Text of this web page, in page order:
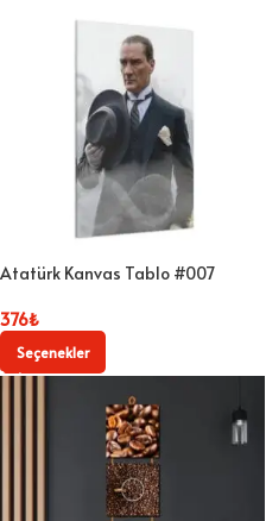
Atatürk Kanvas Tablo #007
376₺
Seçenekler